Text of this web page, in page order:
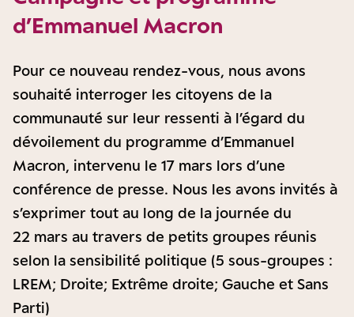
d’Emmanuel Macron
Pour ce nouveau rendez-vous, nous avons
souhaité interroger les citoyens de la
communauté sur leur ressenti à l’égard du
dévoilement du programme d’Emmanuel
Macron, intervenu le 17 mars lors d’une
conférence de presse. Nous les avons invités à
s’exprimer tout au long de la journée du
22 mars au travers de petits groupes réunis
selon la sensibilité politique (5 sous-groupes :
LREM; Droite; Extrême droite; Gauche et Sans
Parti)